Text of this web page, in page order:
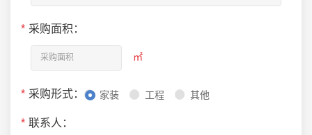
* 采购面积：
㎡
* 采购形式： 家装 工程 其他
* 联系人：